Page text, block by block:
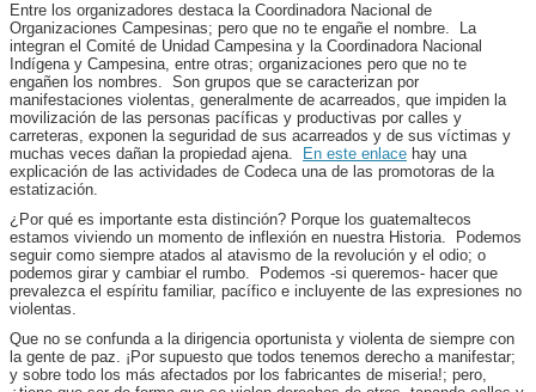
Entre los organizadores destaca la Coordinadora Nacional de
Organizaciones Campesinas; pero que no te engañe el nombre. La
integran el Comité de Unidad Campesina y la Coordinadora Nacional
Indígena y Campesina, entre otras; organizaciones pero que no te
engañen los nombres. Son grupos que se caracterizan por
manifestaciones violentas, generalmente de acarreados, que impiden la
movilización de las personas pacíficas y productivas por calles y
carreteras, exponen la seguridad de sus acarreados y de sus víctimas y
muchas veces dañan la propiedad ajena.
En este enlace hay una
explicación de las actividades de Codeca una de las promotoras de la
estatización.
¿Por qué es importante esta distinción? Porque los guatemaltecos
estamos viviendo un momento de inflexión en nuestra Historia. Podemos
seguir como siempre atados al atavismo de la revolución y el odio; o
podemos girar y cambiar el rumbo. Podemos -si queremos- hacer que
prevalezca el espíritu familiar, pacífico e incluyente de las expresiones no
violentas.
Que no se confunda a la dirigencia oportunista y violenta de siempre con
la gente de paz. ¡Por supuesto que todos tenemos derecho a manifestar;
y sobre todo los más afectados por los fabricantes de miseria!; pero,